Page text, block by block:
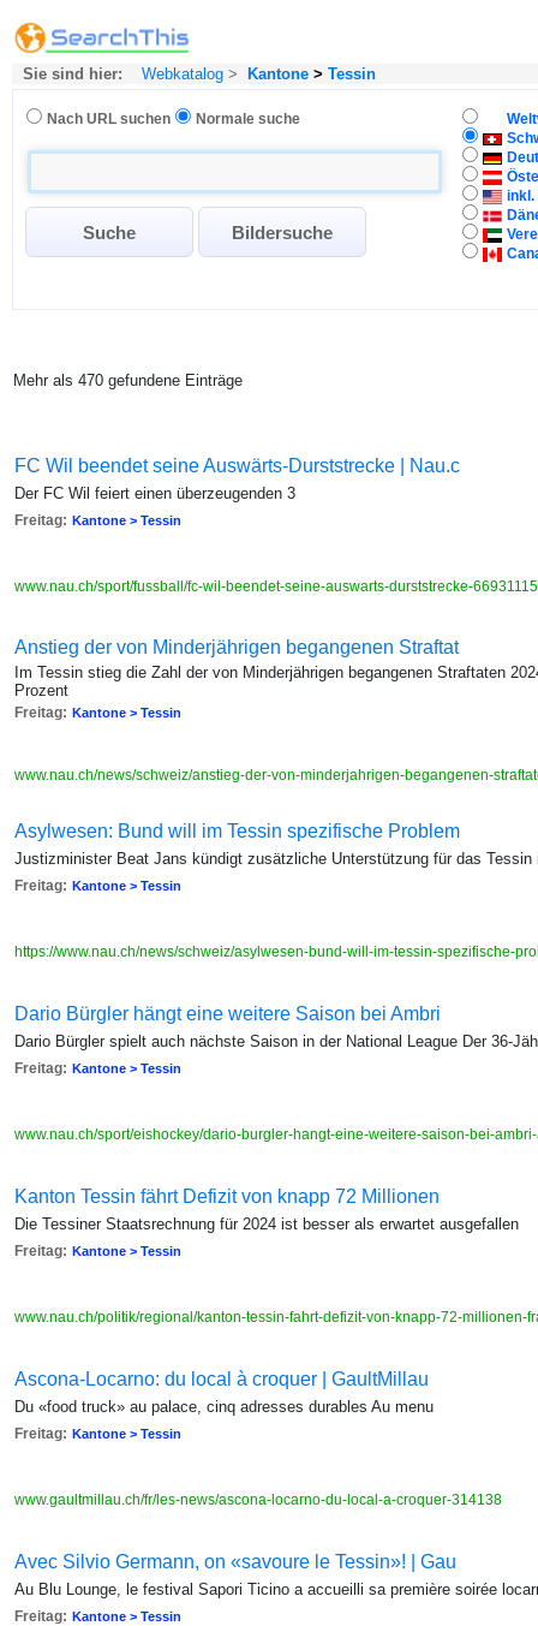
Sie sind hier: Webkatalog > Kantone > Tessin
Nach URL suchen Normale suche
inkl.
Mehr als 470 gefundene Einträge
FC Wil beendet seine Auswärts-Durststrecke | Nau.c
Der FC Wil feiert einen überzeugenden 3
Freitag: Kantone > Tessin
www.nau.ch/sport/fussball/fc-wil-beendet-seine-auswarts-durststrecke-
Anstieg der von Minderjährigen begangenen Straftat
Im Tessin stieg die Zahl der von Minderjährigen begangenen Straftaten
Prozent
Freitag: Kantone > Tessin
www.nau.ch/news/schweiz/anstieg-der-von-minderjahrigen-begangenen-
Asylwesen: Bund will im Tessin spezifische Problem
Justizminister Beat Jans kündigt zusätzliche Unterstützung für das Tessin
Freitag: Kantone > Tessin
https://www.nau.ch/news/schweiz/asylwesen-bund-will-im-tessin-spezifische-
Dario Bürgler hängt eine weitere Saison bei Ambri
Dario Bürgler spielt auch nächste Saison in der National League Der 36-
Freitag: Kantone > Tessin
www.nau.ch/sport/eishockey/dario-burgler-hangt-eine-weitere-saison-bei-
Kanton Tessin fährt Defizit von knapp 72 Millionen
Die Tessiner Staatsrechnung für 2024 ist besser als erwartet ausgefallen
Freitag: Kantone > Tessin
www.nau.ch/politik/regional/kanton-tessin-fahrt-defizit-von-knapp-72-millionen-
Ascona-Locarno: du local à croquer | GaultMillau
Du «food truck» au palace, cinq adresses durables Au menu
Freitag: Kantone > Tessin
www.gaultmillau.ch/fr/les-news/ascona-locarno-du-local-a-croquer-314138
Avec Silvio Germann, on «savoure le Tessin»! | Gau
Au Blu Lounge, le festival Sapori Ticino a accueilli sa première soirée
Freitag: Kantone > Tessin